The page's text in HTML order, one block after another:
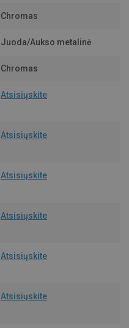
Chromas
Juoda/Aukso metalinė
Chromas
Atsisiųskite
Atsisiųskite
Atsisiųskite
Atsisiųskite
Atsisiųskite
Atsisiųskite